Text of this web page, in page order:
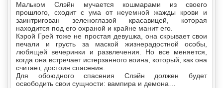
Мальком Слэйн мучается кошмарами из своего
прошлого, сходит с ума от неуемной жажды крови и
заинтригован зеленоглазой красавицей, которая
находится под его охраной и крайне манит его.
Кэрой Грей тоже не простая девушка, она скрывает свои
печали и грусть за маской жизнерадостной особы,
любящей вечеринки и развлечения. Но все меняется,
когда она встречает истерзанного воина, который, как она
считает, достоин спасения.
Для обоюдного спасения Слэйн должен будет
освободить свои сущности: вампира и демона…